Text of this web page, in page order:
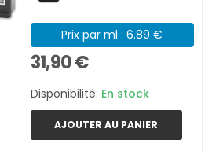
Prix par ml : 6.89 €
31,90 €
Disponibilité: En stock
AJOUTER AU PANIER